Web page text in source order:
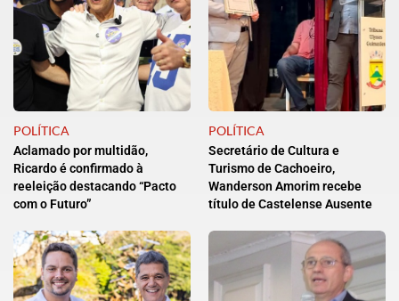
POLÍTICA
Aclamado por multidão,
Ricardo é confirmado à
reeleição destacando “Pacto
com o Futuro”
POLÍTICA
Secretário de Cultura e
Turismo de Cachoeiro,
Wanderson Amorim recebe
título de Castelense Ausente